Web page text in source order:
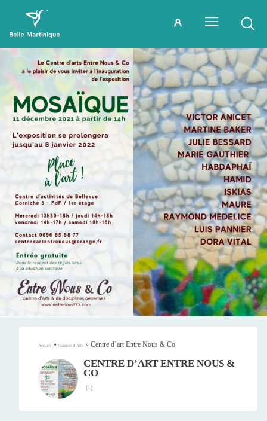
Accueil » Galeries d'Arts » Centre d’art Entre Nous & Co
CENTRE D’ART ENTRE NOUS &
CO
(1)